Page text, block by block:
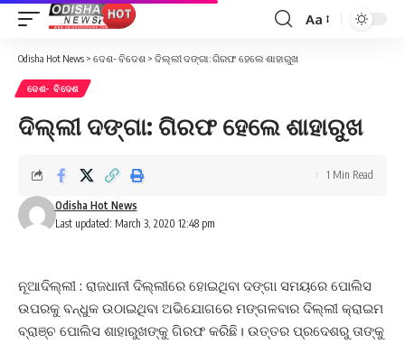
Font
Aa
Odisha Hot News > ଦେଶ- ବିଦେଶ > ଦିଲ୍ଲୀ ଦଙ୍ଗା: ଗିରଫ ହେଲେ ଶାହାରୁଖ
ଦେଶ- ବିଦେଶ
ଦିଲ୍ଲୀ ଦଙ୍ଗା: ଗିରଫ ହେଲେ ଶାହାରୁଖ
Last updated: March 3, 2020 12:48 pm
Odisha Hot News
1 Min Read
ନୂଆଦିଲ୍ଲୀ : ରାଜଧାନୀ ଦିଲ୍ଲୀରେ ହୋଇଥିବା ଦଙ୍ଗା ସମୟରେ ପୋଲିସ
ଉପରକୁ ବନ୍ଧୁକ ଉଠାଇଥିବା ଅଭିଯୋଗରେ ମଙ୍ଗଳବାର ଦିଲ୍ଲୀ କ୍ରାଇମ
ବ୍ରାଞ୍ଚ ପୋଲିସ ଶାହାରୁଖଙ୍କୁ ଗିରଫ କରିଛି। ଉତ୍ତର ପ୍ରଦେଶରୁ ତାଙ୍କୁ